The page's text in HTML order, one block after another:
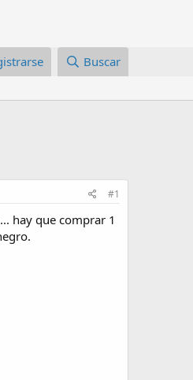
Buscar
#1
hay que comprar 1